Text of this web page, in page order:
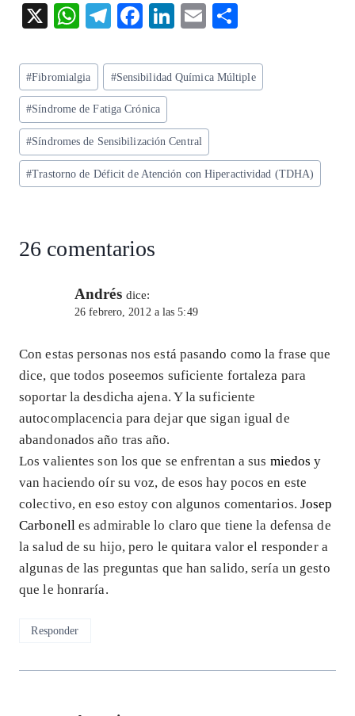
X
W
ts
A
p
p
T
eg
ra
m
F
eb
o
o
k
Li
ke
dI
E
ai
l
re
Etiquetas
de
la
entrada:
#Fibromialgia #Sensibilidad Química Múltiple
#Síndrome de Fatiga Crónica
#Síndromes de Sensibilización Central
#Trastorno de Déficit de Atención con Hiperactividad (TDHA)
26 comentarios
Andrés dice:
26 febrero, 2012 a las 5:49
Con estas personas nos está pasando como la frase que
dice, que todos poseemos suficiente fortaleza para
soportar la desdicha ajena. Y la suficiente
autocomplacencia para dejar que sigan igual de
abandonados año tras año.
Los valientes son los que se enfrentan a sus miedosy
van haciendo oír su voz, de esos hay pocos en este
colectivo, en eso estoy con algunos comentarios. Josep
Carbonell es admirable lo claro que tiene la defensa de
la salud de su hijo, pero le quitara valor el responder a
algunas de las preguntas que han salido, sería un gesto
que le honraría.
Responder